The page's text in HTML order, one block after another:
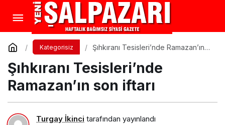
Kategorisiz
Şıhkıranı Tesisleri’nde Ramazan’ın
Şıhkıranı Tesisleri’nde
Ramazan’ın son iftarı
Turgay İkinci tarafından yayınlandı